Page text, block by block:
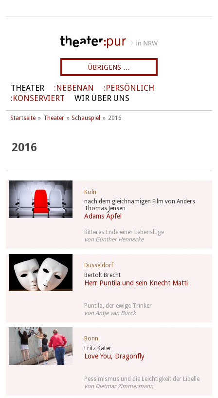
ÜBRIGENS …
THEATER NEBENAN
PERSÖNLICH
KONSERVIERT
WIR ÜBER UNS
Startseite Theater Schauspiel 2016
2016
nach dem gleichnamigen Film von Anders
Thomas Jensen
Adams Äpfel
Köln
Bitteres Ende einer Lebenslüge
von Günther Hennecke
Bertolt Brecht
Herr Puntila und sein Knecht Matti
Düsseldorf
Puntila, der ewige Trinker
von Antje van Bürck
Fritz Kater
Love You, Dragonfly
Bonn
Pessimismus und die Leichtigkeit der Libelle
von Dietmar Zimmermann